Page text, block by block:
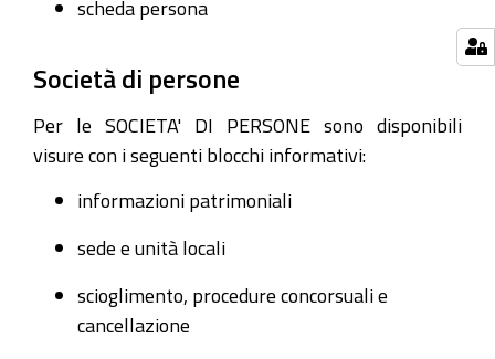
scheda persona
Società di persone
Per le SOCIETA' DI PERSONE sono disponibili
visure con i seguenti blocchi informativi:
informazioni patrimoniali
sede e unità locali
scioglimento, procedure concorsuali e
cancellazione